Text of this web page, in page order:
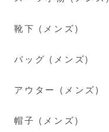
靴下 (メンズ)
バッグ (メンズ)
アウター (メンズ)
帽子 (メンズ)